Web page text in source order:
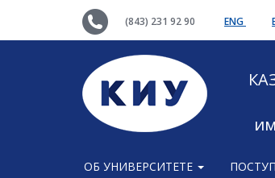
(843) 231 92 90 ENG
ОБ УНИВЕРСИТЕТЕ